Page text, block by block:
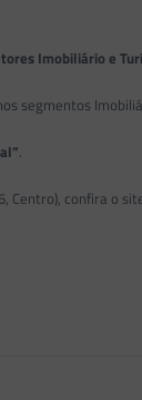
Imobiliário e
segmentos
.
Centro), confira o